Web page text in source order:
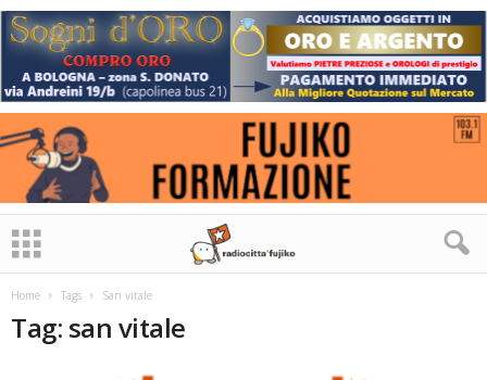
Home Tags San vitale
Tag: san vitale